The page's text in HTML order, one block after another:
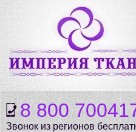
8 800
Звонок из регионов